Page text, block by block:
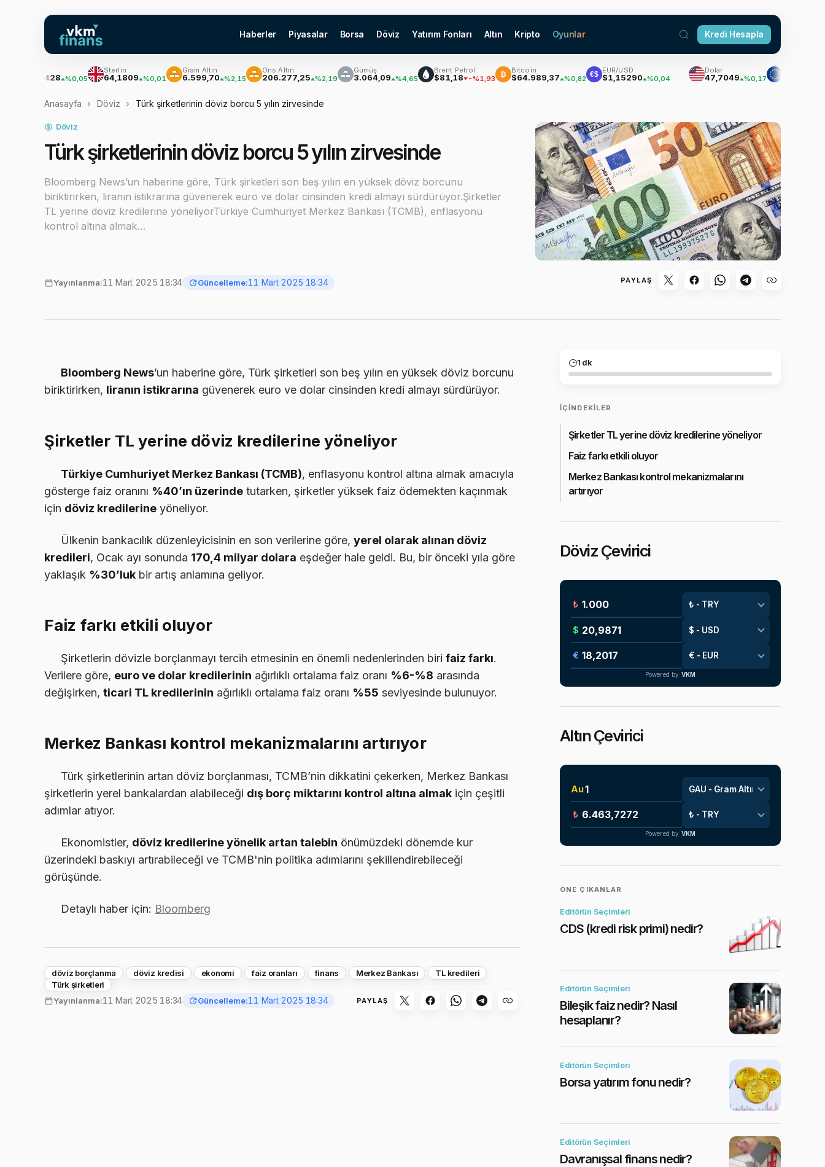
Haberler Piyasalar Borsa Döviz Yatırım Fonları Altın Kripto Oyunlar Kredi Hesapla
%0,05
Sterlin
64,1809 %0,01
Gram Altın
6.599,70 %2,15
Ons Altın
206.277,25 %2,19
Gümüş
3.064,09 %4,65
Brent Petrol
$81,18 -%1,93 ₿
Bitcoin
$64.989,37 %0,82 €$
EUR/USD
$1,15290 %0,04
Dolar
47,7049 %0,17
Euro
55,0428
Anasayfa Döviz Türk şirketlerinin döviz borcu 5 yılın zirvesinde
Döviz
Türk şirketlerinin döviz borcu 5 yılın zirvesinde
Bloomberg News’un haberine göre, Türk şirketleri son beş yılın en yüksek döviz borcunu
biriktirirken, liranın istikrarına güvenerek euro ve dolar cinsinden kredi almayı sürdürüyor.Şirketler
TL yerine döviz kredilerine yöneliyorTürkiye Cumhuriyet Merkez Bankası (TCMB), enflasyonu
kontrol altına almak…
Yayınlanma:11 Mart 2025 18:34 Güncelleme:11 Mart 2025 18:34 PAYLAŞ
Bloomberg News’un haberine göre, Türk şirketleri son beş yılın en yüksek döviz borcunu
biriktirirken, liranın istikrarına güvenerek euro ve dolar cinsinden kredi almayı sürdürüyor.
Şirketler TL yerine döviz kredilerine yöneliyor
Türkiye Cumhuriyet Merkez Bankası (TCMB), enflasyonu kontrol altına almak amacıyla
gösterge faiz oranını %40’ın üzerinde tutarken, şirketler yüksek faiz ödemekten kaçınmak
için döviz kredilerine yöneliyor.
Ülkenin bankacılık düzenleyicisinin en son verilerine göre, yerel olarak alınan döviz
kredileri, Ocak ayı sonunda 170,4 milyar dolara eşdeğer hale geldi. Bu, bir önceki yıla göre
yaklaşık %30’luk bir artış anlamına geliyor.
Faiz farkı etkili oluyor
Şirketlerin dövizle borçlanmayı tercih etmesinin en önemli nedenlerinden biri faiz farkı.
Verilere göre, euro ve dolar kredilerinin ağırlıklı ortalama faiz oranı %6-%8 arasında
değişirken, ticari TL kredilerinin ağırlıklı ortalama faiz oranı %55 seviyesinde bulunuyor.
Merkez Bankası kontrol mekanizmalarını artırıyor
Türk şirketlerinin artan döviz borçlanması, TCMB’nin dikkatini çekerken, Merkez Bankası
şirketlerin yerel bankalardan alabileceği dış borç miktarını kontrol altına almak için çeşitli
adımlar atıyor.
Ekonomistler, döviz kredilerine yönelik artan talebin önümüzdeki dönemde kur
üzerindeki baskıyı artırabileceği ve TCMB'nin politika adımlarını şekillendirebileceği
görüşünde.
Detaylı haber için: Bloomberg
döviz borçlanma döviz kredisi ekonomi faiz oranları finans Merkez Bankası
TL kredileri
Türk şirketleri
Yayınlanma:11 Mart 2025 18:34 Güncelleme:11 Mart 2025 18:34 PAYLAŞ
1 dk
İÇINDEKILER
Şirketler TL yerine döviz kredilerine yöneliyor
Faiz farkı etkili oluyor
Merkez Bankası kontrol mekanizmalarını
artırıyor
Döviz Çevirici
₺
$
€
Powered by VKM
Altın Çevirici
Au
₺
Powered by VKM
ÖNE ÇIKANLAR
Editörün Seçimleri
CDS (kredi risk primi) nedir?
Editörün Seçimleri
Bileşik faiz nedir? Nasıl
hesaplanır?
Editörün Seçimleri
Borsa yatırım fonu nedir?
Editörün Seçimleri
Davranışsal finans nedir?